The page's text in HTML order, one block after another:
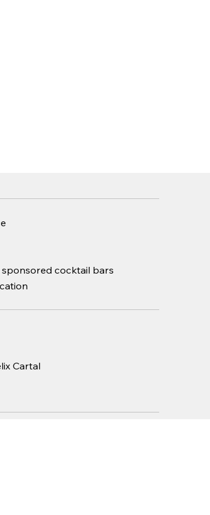
cocktail bars
Cartal